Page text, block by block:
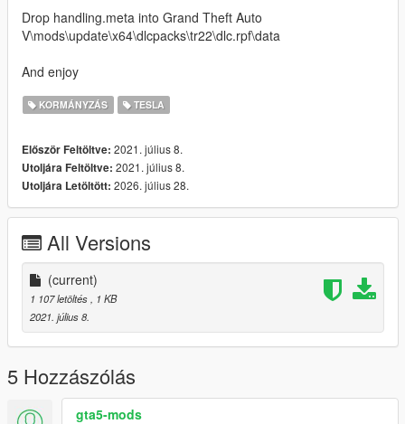
Drop handling.meta into Grand Theft Auto
V\mods\update\x64\dlcpacks\tr22\dlc.rpf\data
And enjoy
KORMÁNYZÁS TESLA
Először Feltöltve: 2021. július 8.
Utoljára Feltöltve: 2021. július 8.
Utoljára Letöltött: 2026. július 28.
All Versions
(current)
1 107 letöltés
, 1 KB
2021. július 8.
5 Hozzászólás
gta5-mods